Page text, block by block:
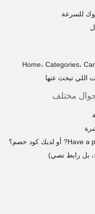
للسرعة
اللي تبحث عنها
بل رابط نصي)